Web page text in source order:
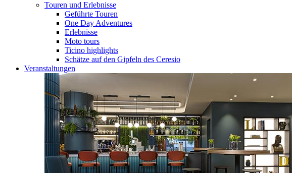
Touren und Erlebnisse
Geführte Touren
One Day Adventures
Erlebnisse
Moto tours
Ticino highlights
Schätze auf den Gipfeln des Ceresio
Veranstaltungen